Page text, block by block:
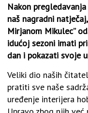
Nakon
naš nagradni
Mirjanom Mikulec”
idućoj sezoni imati
dan i pokazati svoje
Veliki dio naših
pratiti sve naše
uređenje interijera